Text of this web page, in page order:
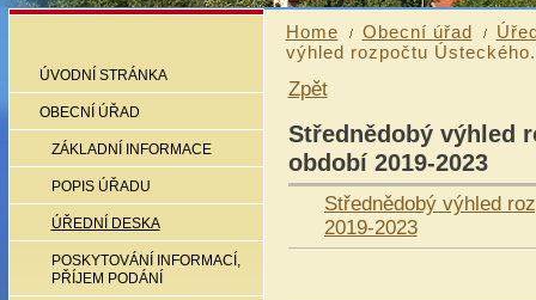
ÚVODNÍ STRÁNKA
OBECNÍ ÚŘAD
ZÁKLADNÍ INFORMACE
POPIS ÚŘADU
ÚŘEDNÍ DESKA
POSKYTOVÁNÍ INFORMACÍ,
PŘÍJEM PODÁNÍ
Home Obecní úřad
výhled rozpočtu
Zpět
Střednědobý výhled
období 2019-2023
Střednědobý výhled
2019-2023